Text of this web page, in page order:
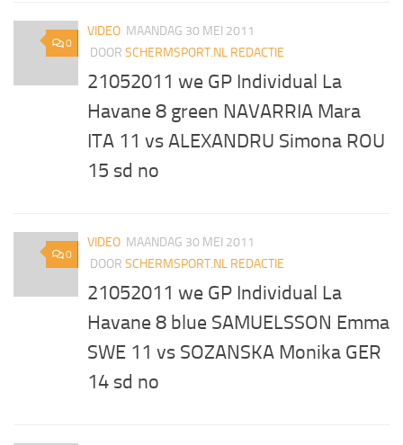
0
VIDEO MAANDAG 30 MEI 2011
DOOR SCHERMSPORT.NL REDACTIE
21052011 we GP Individual La
Havane 8 green NAVARRIA Mara
ITA 11 vs ALEXANDRU Simona ROU
15 sd no
0
VIDEO MAANDAG 30 MEI 2011
DOOR SCHERMSPORT.NL REDACTIE
21052011 we GP Individual La
Havane 8 blue SAMUELSSON Emma
SWE 11 vs SOZANSKA Monika GER
14 sd no